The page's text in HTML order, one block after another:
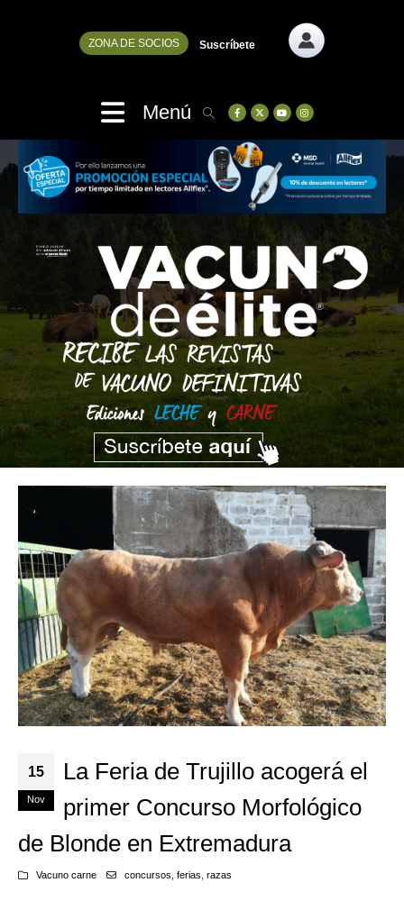
ZONA DE SOCIOS Suscríbete
Menú
15
Nov
La Feria de Trujillo acogerá el
primer Concurso Morfológico
de Blonde en Extremadura
Vacuno carne concursos ferias razas